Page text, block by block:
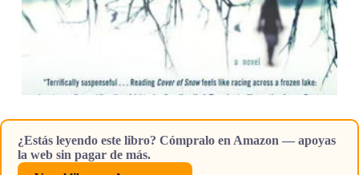
¿Estás leyendo este libro? Cómpralo en Amazon — apoyas
la web sin pagar de más.